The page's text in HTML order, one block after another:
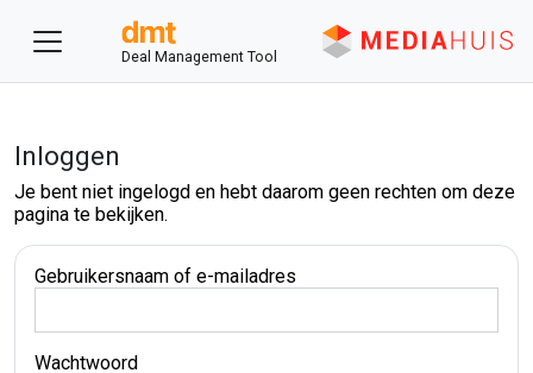
Deal Management Tool
Inloggen
Je bent niet ingelogd en hebt daarom geen rechten om deze
pagina te bekijken.
Gebruikersnaam of e-mailadres
Wachtwoord